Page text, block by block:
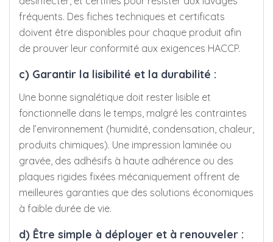
fréquents. Des fiches techniques et certificats
doivent être disponibles pour chaque produit afin
de prouver leur conformité aux exigences HACCP.
c) Garantir la lisibilité et la durabilité :
Une bonne signalétique doit rester lisible et
fonctionnelle dans le temps, malgré les contraintes
de l’environnement (humidité, condensation, chaleur,
produits chimiques). Une impression laminée ou
gravée, des adhésifs à haute adhérence ou des
plaques rigides fixées mécaniquement offrent de
meilleures garanties que des solutions économiques
à faible durée de vie.
d) Être simple à déployer et à renouveler :